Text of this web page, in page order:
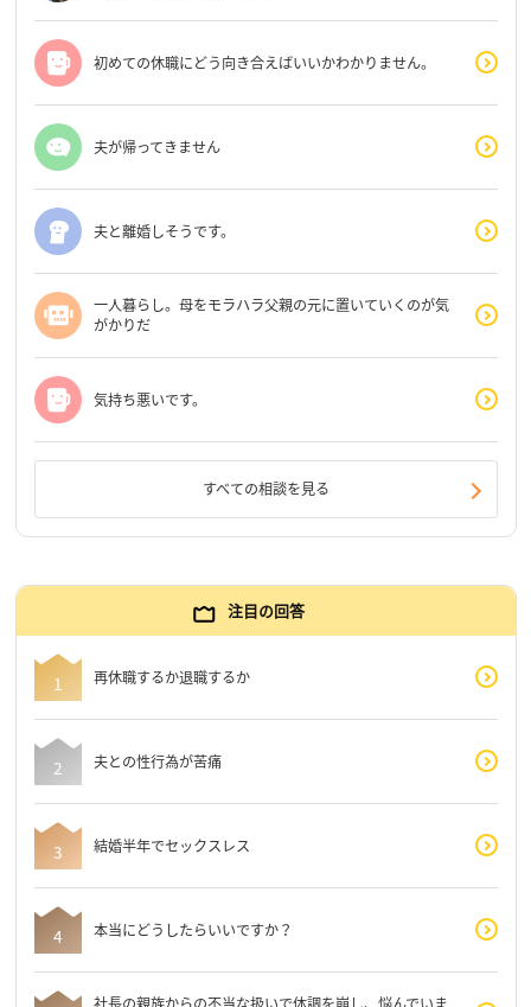
初めての休職にどう向き合えばいいかわかりません。
夫が帰ってきません
夫と離婚しそうです。
一人暮らし。母をモラハラ父親の元に置いていくのが気
がかりだ
気持ち悪いです。
すべての相談を見る
注目の回答
再休職するか退職するか
夫との性行為が苦痛
結婚半年でセックスレス
本当にどうしたらいいですか？